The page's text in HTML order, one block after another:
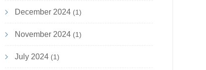
December 2024(1)
November 2024(1)
July 2024(1)